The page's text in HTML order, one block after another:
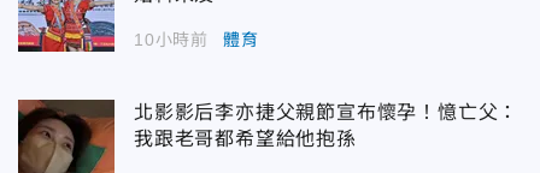
10小時前 體育
北影影后李亦捷父親節宣布懷孕！憶亡父：
我跟老哥都希望給他抱孫